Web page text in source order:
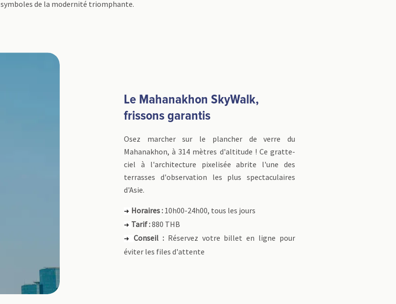
symboles de la modernité triomphante.
Le Mahanakhon SkyWalk,
frissons garantis
Osez marcher sur le plancher de verre du
Mahanakhon, à 314 mètres d'altitude ! Ce gratte-
ciel à l'architecture pixelisée abrite l'une des
terrasses d'observation les plus spectaculaires
d'Asie.
➜ Horaires : 10h00-24h00, tous les jours
➜ Tarif :880 THB
➜ Conseil :Réservez votre billet en ligne pour
éviter les files d'attente